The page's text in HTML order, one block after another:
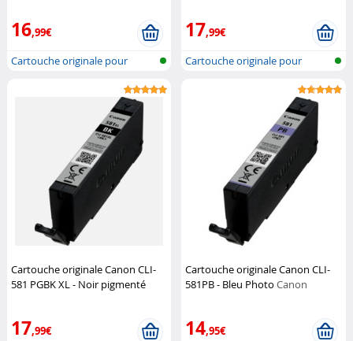
16,99€
Cartouche originale pour
17,99€
Cartouche originale pour
Cartouche originale Canon CLI-
581 PGBK XL - Noir pigmenté
17,99€
Cartouche originale Canon CLI-
581PB - Bleu PhotoCanon
14,95€